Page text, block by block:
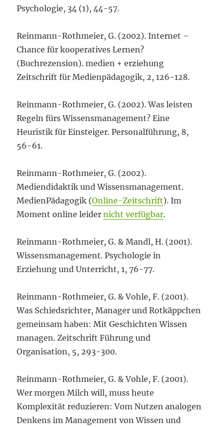
Psychologie, 34 (1), 44-57.
Reinmann-Rothmeier, G. (2002). Internet –
Chance für kooperatives Lernen?
(Buchrezension). medien + erziehung
Zeitschrift für Medienpädagogik, 2, 126-128.
Reinmann-Rothmeier, G. (2002). Was leisten
Regeln fürs Wissensmanagement? Eine
Heuristik für Einsteiger. Personalführung, 8,
56-61.
Reinmann-Rothmeier, G. (2002).
Mediendidaktik und Wissensmanagement.
MedienPädagogik (Online-Zeitschrift). Im
Moment online leidernicht verfügbar.
Reinmann-Rothmeier, G. & Mandl, H. (2001).
Wissensmanagement. Psychologie in
Erziehung und Unterricht, 1, 76-77.
Reinmann-Rothmeier, G. & Vohle, F. (2001).
Was Schiedsrichter, Manager und Rotkäppchen
gemeinsam haben: Mit Geschichten Wissen
managen. Zeitschrift Führung und
Organisation, 5, 293-300.
Reinmann-Rothmeier, G. & Vohle, F. (2001).
Wer morgen Milch will, muss heute
Komplexität reduzieren: Vom Nutzen analogen
Denkens im Management von Wissen und